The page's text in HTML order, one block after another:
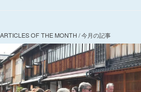
ARTICLES OF THE MONTH / 今月の記事